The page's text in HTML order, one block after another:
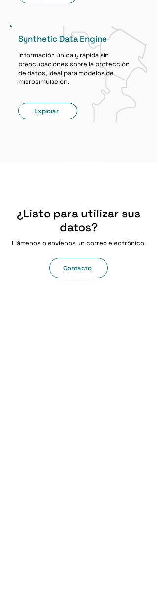
Synthetic Data Engine
Información única y rápida sin
preocupaciones sobre la protección
de datos, ideal para modelos de
microsimulación.
Explorar
¿Listo para utilizar sus
datos?
Llámenos o envíenos un correo electrónico.
Contacto